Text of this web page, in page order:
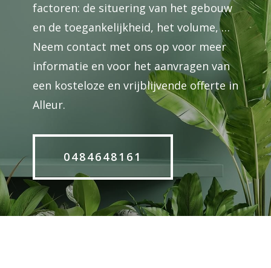
factoren: de situering van het gebouw
en de toegankelijkheid, het volume, …
Neem contact met ons op voor meer
informatie en voor het aanvragen van
een kosteloze en vrijblijvende offerte in
Alleur.
0484648161